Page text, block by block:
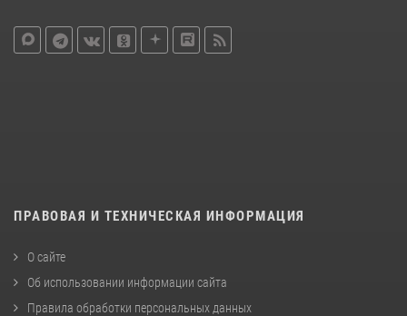
ПРАВОВАЯ И ТЕХНИЧЕСКАЯ ИНФОРМАЦИЯ
О сайте
Об использовании информации сайта
Правила обработки персональных данных